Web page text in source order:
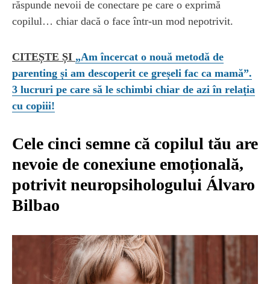
răspunde nevoii de conectare pe care o exprimă
copilul… chiar dacă o face într-un mod nepotrivit.
CITEȘTE ȘI „Am încercat o nouă metodă de
parenting și am descoperit ce greșeli fac ca mamă”.
3 lucruri pe care să le schimbi chiar de azi în relația
cu copiii!
Cele cinci semne că copilul tău are
nevoie de conexiune emoțională,
potrivit neuropsihologului Álvaro
Bilbao